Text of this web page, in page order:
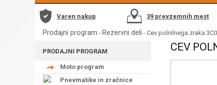
Varen nakup 39 prevzemnih mest
Prodajni program - Rezervni deli - Cev polnilnega zraka
PRODAJNI PROGRAM
Moto program
Pnevmatike in zračnice
CEV